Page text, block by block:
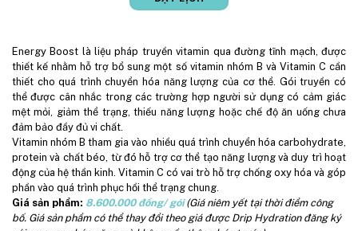
Energy Boost là liệu pháp truyền vitamin qua đường tĩnh mạch, được
thiết kế nhằm hỗ trợ bổ sung một số vitamin nhóm B và Vitamin C cần
thiết cho quá trình chuyển hóa năng lượng của cơ thể. Gói truyền có
thể được cân nhắc trong các trường hợp người sử dụng có cảm giác
mệt mỏi, giảm thể trạng, thiếu năng lượng hoặc chế độ ăn uống chưa
đảm bảo đầy đủ vi chất.
Vitamin nhóm B tham gia vào nhiều quá trình chuyển hóa carbohydrate,
protein và chất béo, từ đó hỗ trợ cơ thể tạo năng lượng và duy trì hoạt
động của hệ thần kinh. Vitamin C có vai trò hỗ trợ chống oxy hóa và góp
phần vào quá trình phục hồi thể trạng chung.
Giá sản phẩm: 8.600.000 đồng/ gói (Giá niêm yết tại thời điểm công
bố. Giá sản phẩm có thể thay đổi theo giá được Drip Hydration đăng ký